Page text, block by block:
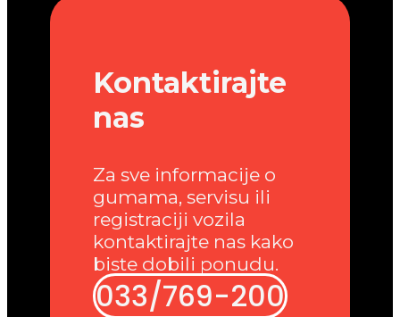
Kontaktirajte
nas
Za sve informacije o
gumama, servisu ili
registraciji vozila
kontaktirajte nas kako
biste dobili ponudu.
033/769-200